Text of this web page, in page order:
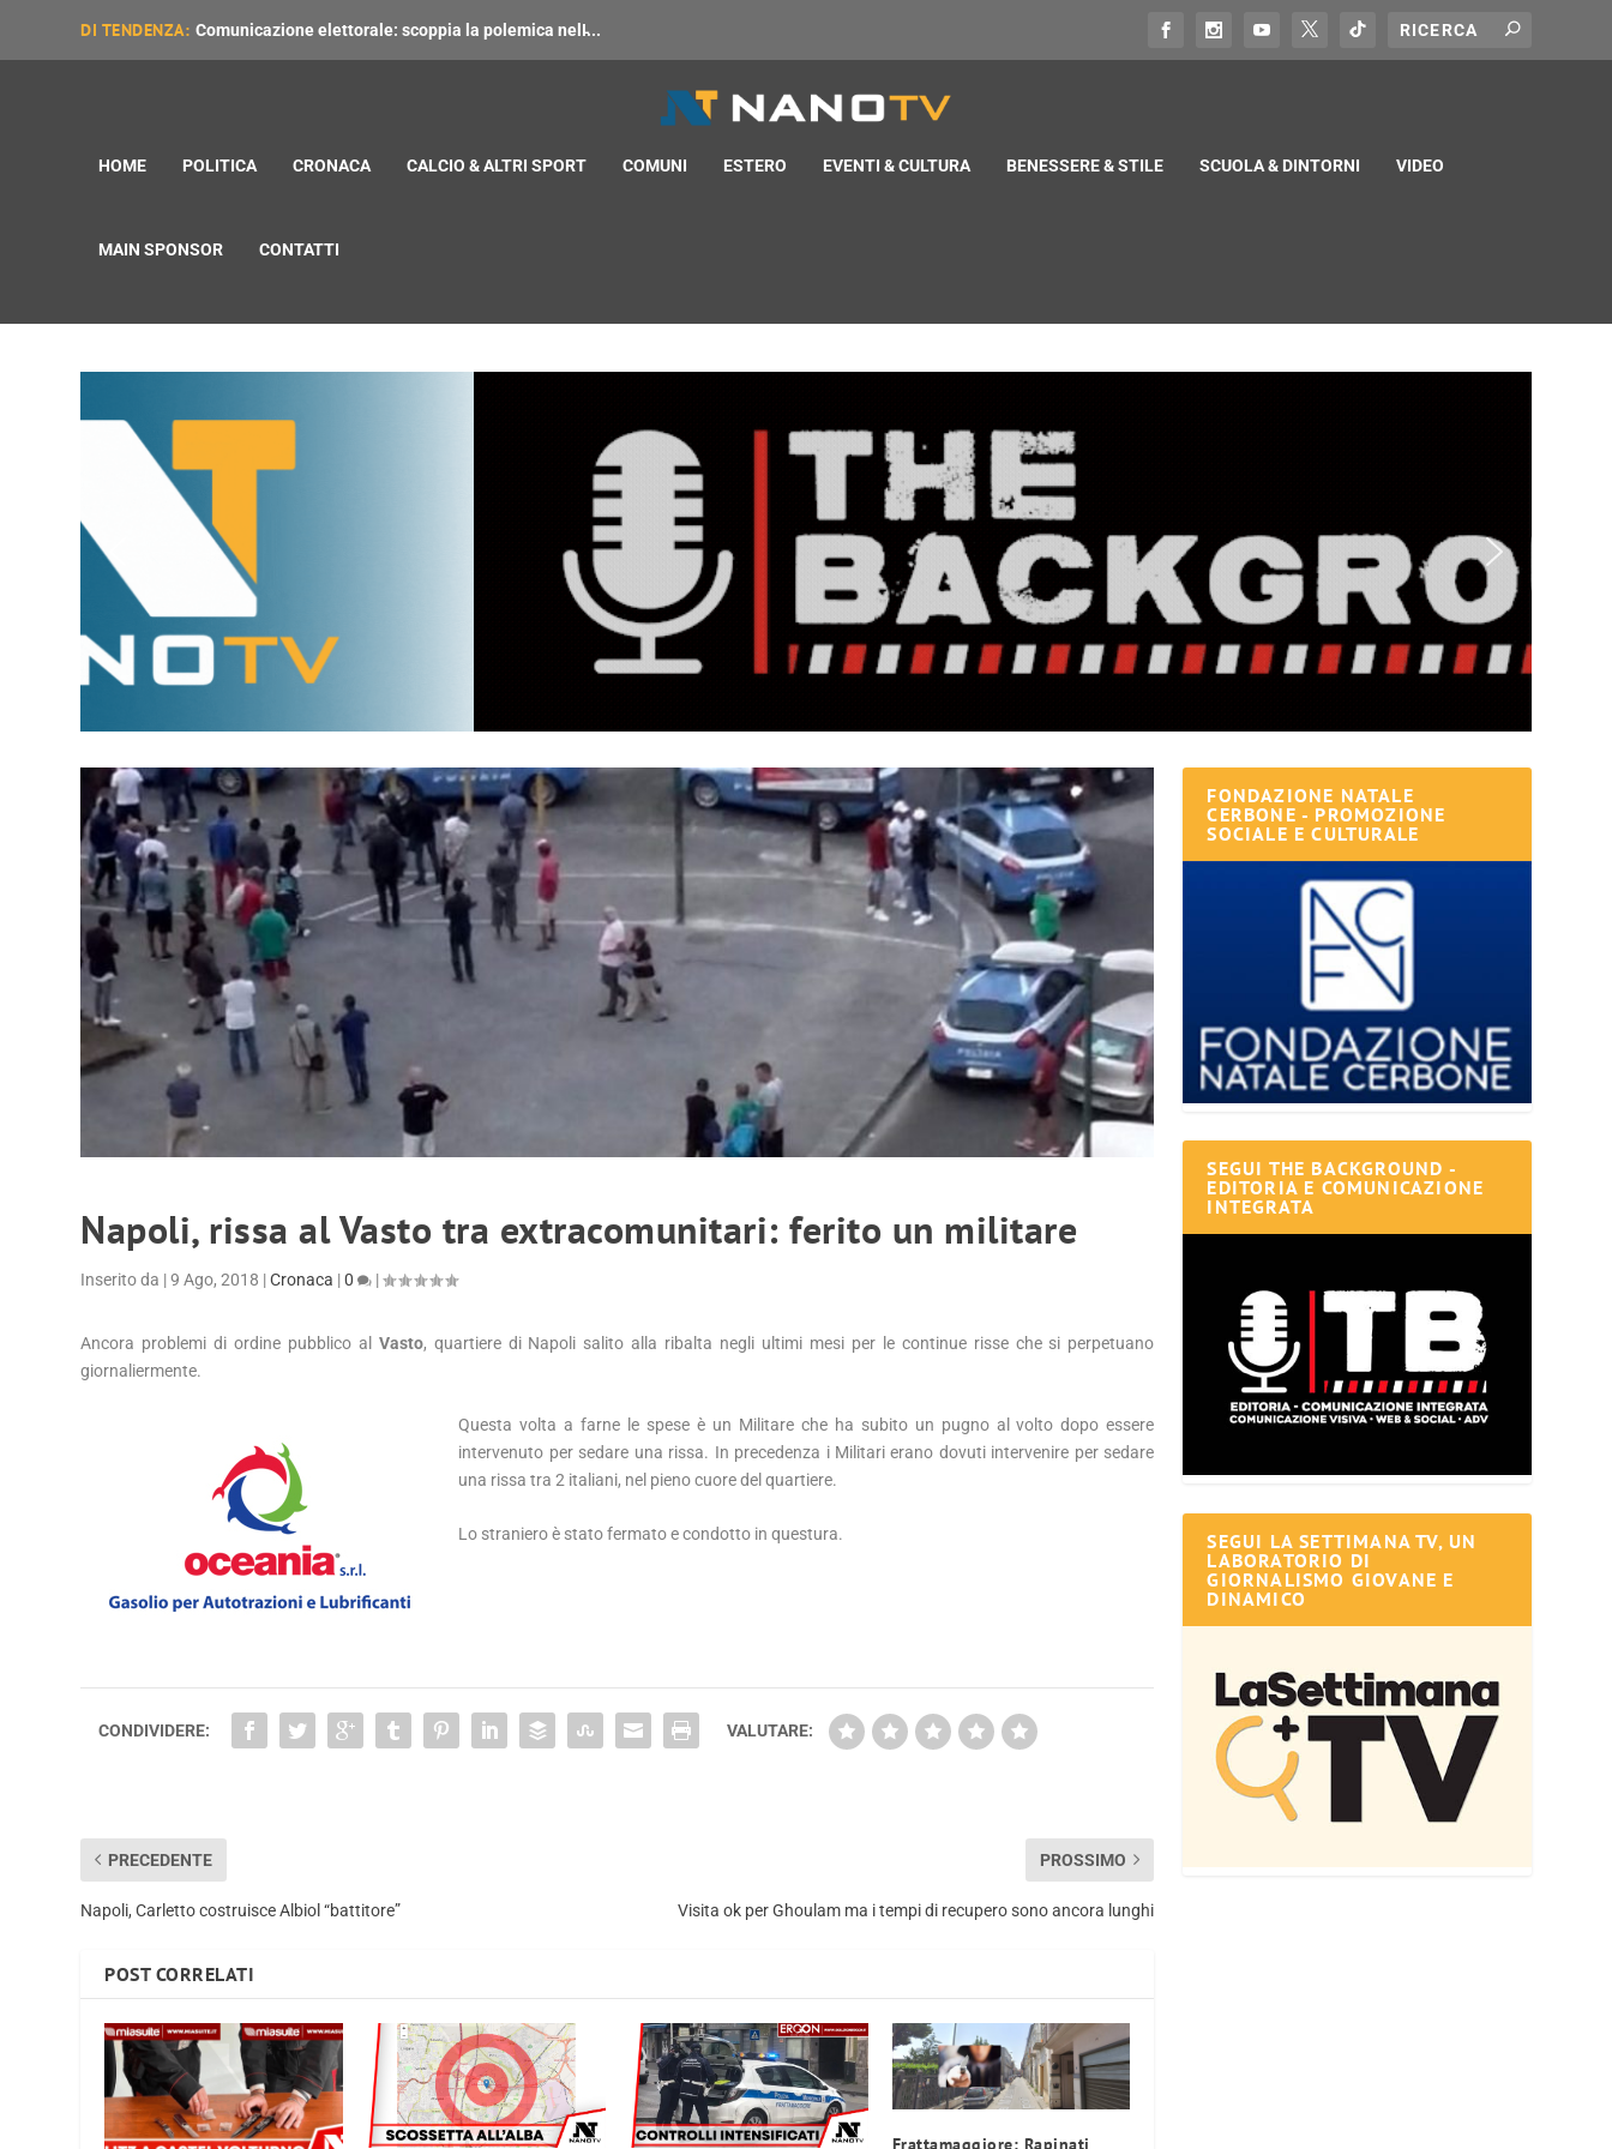
DI TENDENZA: Comunicazione elettorale: scoppia la polemica nell̵...
HOME POLITICA CRONACA CALCIO & ALTRI SPORT COMUNI ESTERO EVENTI & CULTURA BENESSERE & STILE SCUOLA & DINTORNI VIDEO
MAIN SPONSOR CONTATTI
Napoli, rissa al Vasto tra extracomunitari: ferito un militare
Inserito da |9 Ago, 2018 |Cronaca |0 |
Ancora problemi di ordine pubblico al Vasto, quartiere di Napoli salito alla ribalta negli ultimi mesi per le continue risse che si perpetuano
giornaliermente.
Questa volta a farne le spese è un Militare che ha subito un pugno al volto dopo essere
intervenuto per sedare una rissa. In precedenza i Militari erano dovuti intervenire per sedare
una rissa tra 2 italiani, nel pieno cuore del quartiere.
Lo straniero è stato fermato e condotto in questura.
CONDIVIDERE: VALUTARE:
PRECEDENTE
Napoli, Carletto costruisce Albiol “battitore”
PROSSIMO
Visita ok per Ghoulam ma i tempi di recupero sono ancora lunghi
POST CORRELATI
Frattamaggiore: Rapinati
FONDAZIONE NATALE
CERBONE - PROMOZIONE
SOCIALE E CULTURALE
SEGUI THE BACKGROUND -
EDITORIA E COMUNICAZIONE
INTEGRATA
SEGUI LA SETTIMANA TV, UN
LABORATORIO DI
GIORNALISMO GIOVANE E
DINAMICO